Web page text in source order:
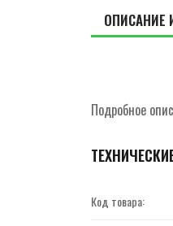
ОПИСАНИЕ
Подробное
Код товара: